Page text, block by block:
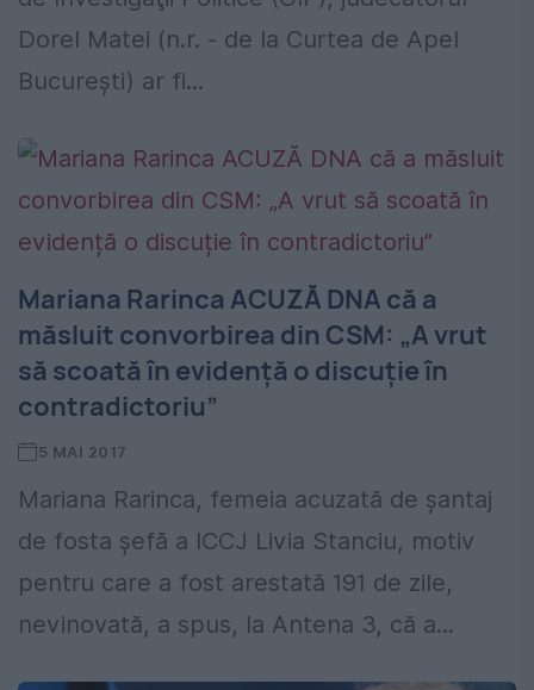
Dorel Matei (n.r. - de la Curtea de Apel
București) ar fi...
Mariana Rarinca ACUZĂ DNA că a
măsluit convorbirea din CSM: „A vrut
să scoată în evidență o discuție în
contradictoriu”
5 MAI 2017
Mariana Rarinca, femeia acuzată de șantaj
de fosta șefă a ICCJ Livia Stanciu, motiv
pentru care a fost arestată 191 de zile,
nevinovată, a spus, la Antena 3, că a...